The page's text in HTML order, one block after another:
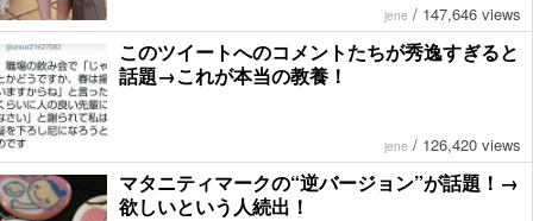
jene / 147,646 views
このツイートへのコメントたちが秀逸すぎると
話題→これが本当の教養！
jene / 126,420 views
マタニティマークの“逆バージョン”が話題！→
欲しいという人続出！